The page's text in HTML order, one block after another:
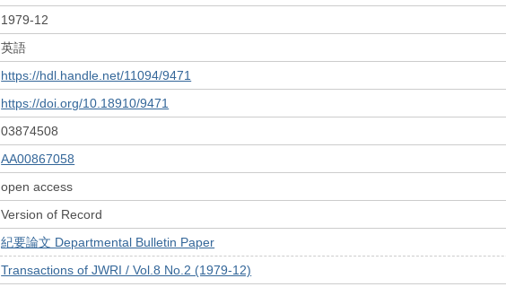
1979-12
英語
https://hdl.handle.net/11094/9471
https://doi.org/10.18910/9471
03874508
AA00867058
open access
Version of Record
紀要論文 Departmental Bulletin Paper
Transactions of JWRI / Vol.8 No.2 (1979-12)